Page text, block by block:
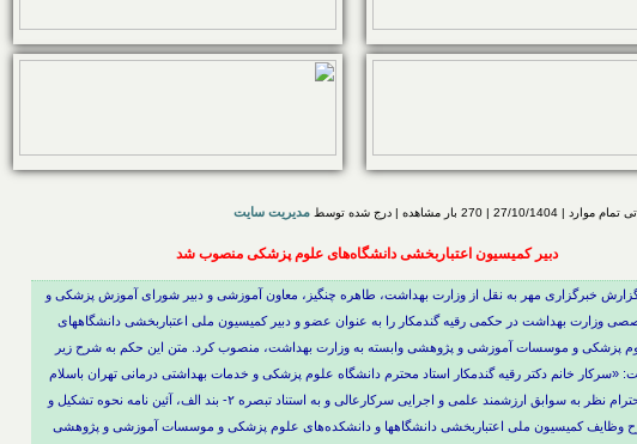
1404 | 270 بار مشاهده | درج شده توسط مدیریت سایت
دبیر کمیسیون اعتباربخشی دانشگاه‌های علوم پزشکی منصوب شد
خبرگزاری مهر به نقل از وزارت بهداشت، طاهره چنگیز، معاون آموزشی و دبیر شورای آموزش پزشکی و
وزارت بهداشت در حکمی رقیه گندمکار را به عنوان عضو و دبیر کمیسیون ملی اعتباربخشی دانشگاههای
پزشکی و موسسات آموزشی و پژوهشی وابسته به وزارت بهداشت، منصوب کرد. متن این حکم به شرح زیر
«سرکار خانم دکتر رقیه گندمکار استاد محترم دانشگاه علوم پزشکی و خدمات بهداشتی درمانی تهران باسلام
و احترام نظر به سوابق ارزشمند علمی و اجرایی سرکارعالی و به استناد تبصره ۲- بند الف، آئین نامه نحوه تشکیل و
وظایف کمیسیون ملی اعتباربخشی دانشگاهها و دانشکده‌های علوم پزشکی و موسسات آموزشی و پژوهشی